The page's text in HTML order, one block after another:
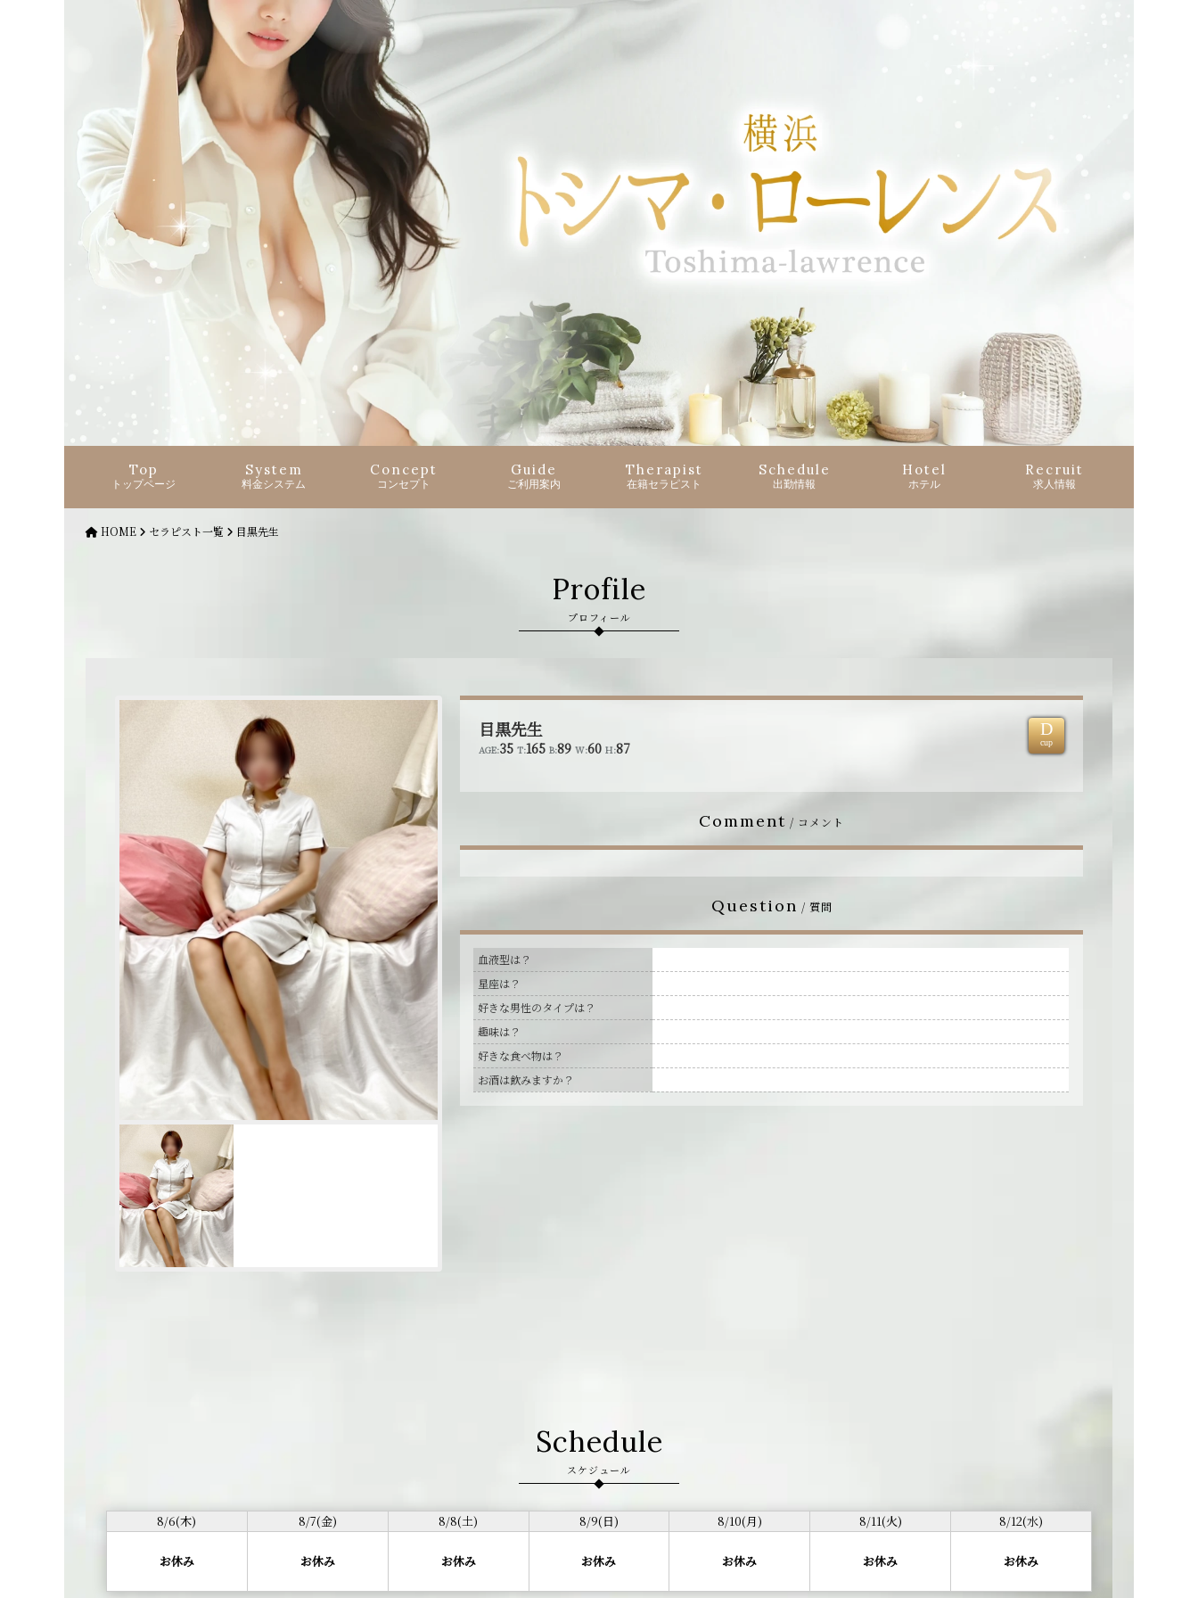
Top
トップページ
System
料金システム
Concept
コンセプト
Guide
ご利用案内
Therapist
在籍セラピスト
Schedule
出勤情報
Hotel
ホテル
Recruit
求人情報
HOME セラピスト一覧 目黒先生
Profile
プロフィール
目黒先生
AGE:35T:165B:89W:60H:87
D
Comment / コメント
Question / 質問
血液型は？
星座は？
好きな男性のタイプは？
趣味は？
好きな食べ物は？
お酒は飲みますか？
Schedule
スケジュール
8/6(木)
お休み
8/7(金)
お休み
8/8(土)
お休み
8/9(日)
お休み
8/10(月)
お休み
8/11(火)
お休み
8/12(水)
お休み